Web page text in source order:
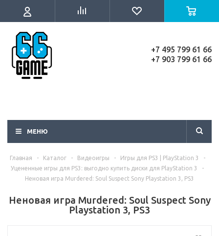
+7 495 799 61 66
+7 903 799 61 66
МЕНЮ
Главная - Каталог - Видеоигры - Игры для PS3 | PlayStation 3
-
Уцененные игры для PS3: выгодно купить диски для PlayStation 3
-
Неновая игра Murdered: Soul Suspect Sony Playstation 3, PS3
Неновая игра Murdered: Soul Suspect Sony
Playstation 3, PS3